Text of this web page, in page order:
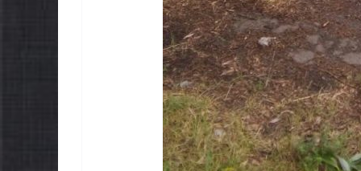
НОВИНИ
Останніми
погода
жителів